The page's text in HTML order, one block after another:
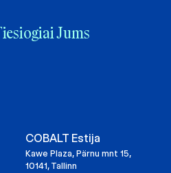
Jums
COBALT Estija
Kawe Plaza, Pärnu mnt 15,
10141, Tallinn